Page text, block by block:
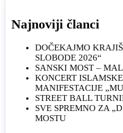
Najnoviji članci
DOČEKAJMO
SLOBODE 2026“
SANSKI MOST –
KONCERT
MANIFESTACIJE
STREET BALL
SVE SPREMNO ZA
MOSTU